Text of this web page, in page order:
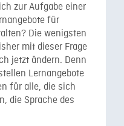
zur Aufgabe einer
für
Die wenigsten
mit dieser Frage
jetzt ändern. Denn
Lernangebote
für alle, die sich
die Sprache des